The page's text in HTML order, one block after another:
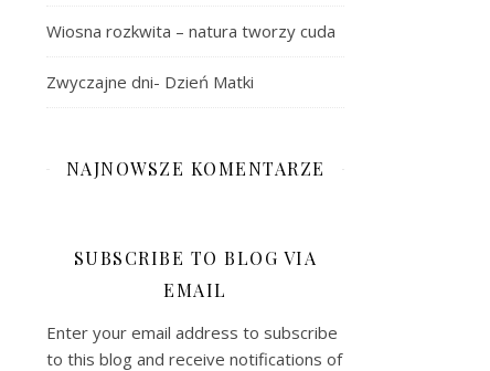
Wiosna rozkwita – natura tworzy cuda
Zwyczajne dni- Dzień Matki
NAJNOWSZE KOMENTARZE
SUBSCRIBE TO BLOG VIA
EMAIL
Enter your email address to subscribe
to this blog and receive notifications of